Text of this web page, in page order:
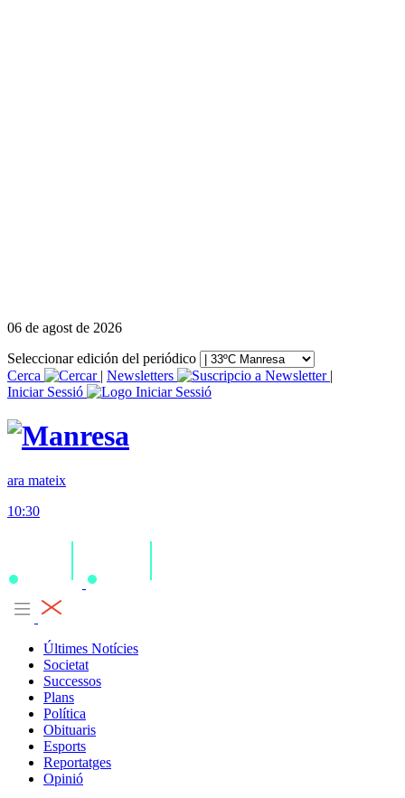
06 de agost de 2026
Seleccionar edición del periódico
Cerca
| Newsletters
|
Iniciar Sessió
ara mateix
10:30
Últimes Notícies
Societat
Successos
Plans
Política
Obituaris
Esports
Reportatges
Opinió